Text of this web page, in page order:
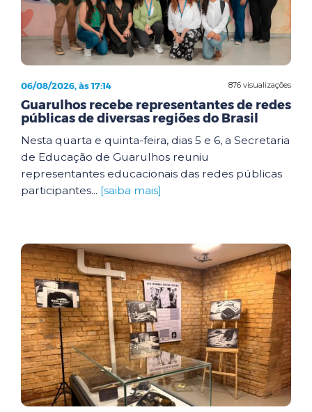
876 visualizações
06/08/2026, às 17:14
Guarulhos recebe representantes de redes
públicas de diversas regiões do Brasil
Nesta quarta e quinta-feira, dias 5 e 6, a Secretaria
de Educação de Guarulhos reuniu
representantes educacionais das redes públicas
participantes... [saiba mais]